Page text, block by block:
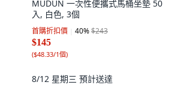
MUDUN 一次性便攜式馬桶坐墊 50
入, 白色, 3個
首購折扣價 40%$243
$145
($48.33/1個)
8/12 星期三 預計送達